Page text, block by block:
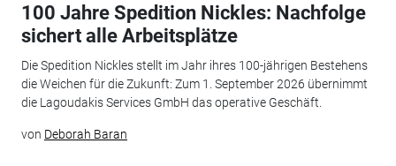
100 Jahre Spedition Nickles: Nachfolge
sichert alle Arbeitsplätze
Die Spedition Nickles stellt im Jahr ihres 100-jährigen Bestehens
die Weichen für die Zukunft: Zum 1. September 2026 übernimmt
die Lagoudakis Services GmbH das operative Geschäft.
von Deborah Baran